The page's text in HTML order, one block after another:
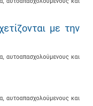
με την
αυτοαπασχολούμενους και
αυτοαπασχολούμενους και